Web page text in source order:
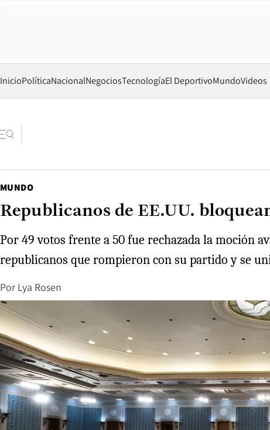
InicioPolíticaNacionalNegociosTecnologíaEl DeportivoMundoVideos
MUNDO
Republicanos de EE.UU.
Por 49 votos frente a 50 fue rechazada la moción
republicanos que rompieron con su partido y se
Por Lya Rosen